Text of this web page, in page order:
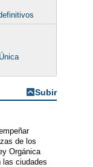
Subir
de los
Orgánica
las ciudades